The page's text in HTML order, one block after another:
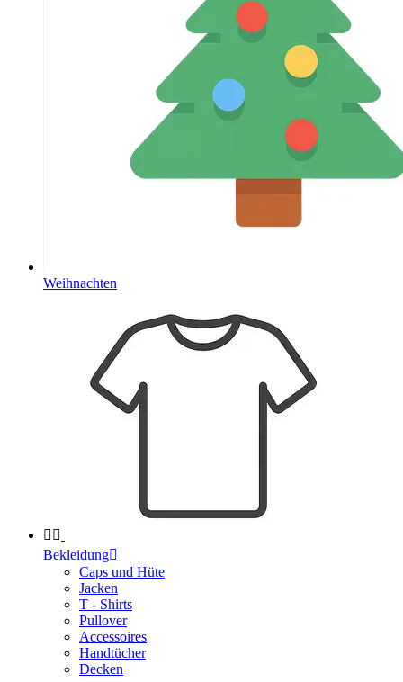
Weihnachten
 
Bekleidung
Caps und Hüte
Jacken
T - Shirts
Pullover
Accessoires
Handtücher
Decken